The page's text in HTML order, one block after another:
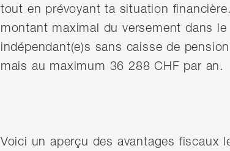
tout en prévoyant ta situation
montant maximal du versement dans
indépendant(e)s sans caisse de
mais au maximum 36 288 CHF par an.
Voici un aperçu des avantages fiscaux